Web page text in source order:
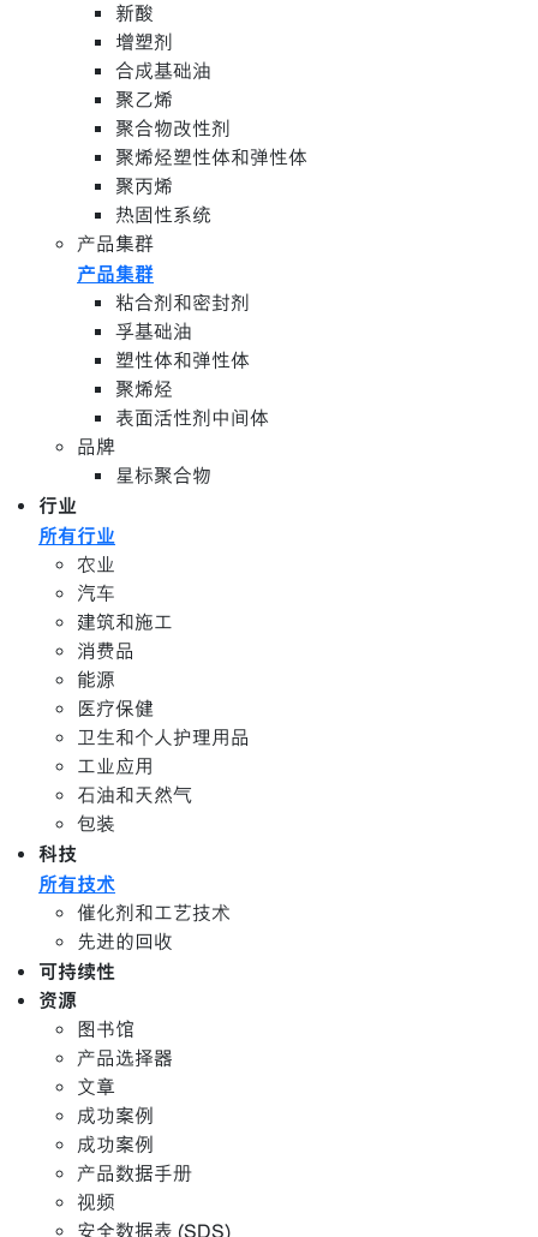
新酸
增塑剂
合成基础油
聚乙烯
聚合物改性剂
聚烯烃塑性体和弹性体
聚丙烯
热固性系统
产品集群
产品集群
粘合剂和密封剂
孚基础油
塑性体和弹性体
聚烯烃
表面活性剂中间体
品牌
星标聚合物
行业
所有行业
农业
汽车
建筑和施工
消费品
能源
医疗保健
卫生和个人护理用品
工业应用
石油和天然气
包装
科技
所有技术
催化剂和工艺技术
先进的回收
可持续性
资源
图书馆
产品选择器
文章
成功案例
成功案例
产品数据手册
视频
安全数据表 (SDS)